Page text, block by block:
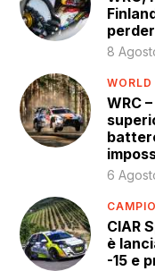
8
WRC
6
CIAR
è
-15 e